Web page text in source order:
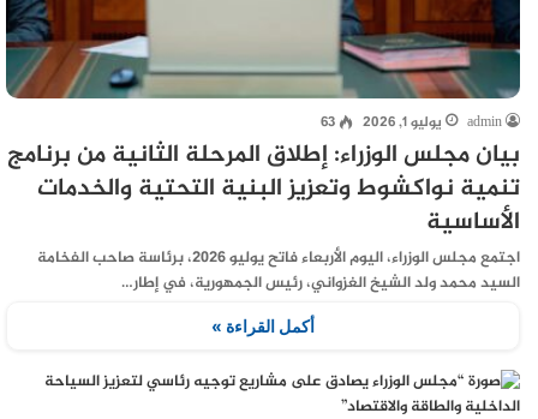
admin يوليو 1, 2026 63
بيان مجلس الوزراء: إطلاق المرحلة الثانية من برنامج
تنمية نواكشوط وتعزيز البنية التحتية والخدمات
الأساسية
اجتمع مجلس الوزراء، اليوم الأربعاء فاتح يوليو 2026، برئاسة صاحب الفخامة
السيد محمد ولد الشيخ الغزواني، رئيس الجمهورية، في إطار…
أكمل القراءة »